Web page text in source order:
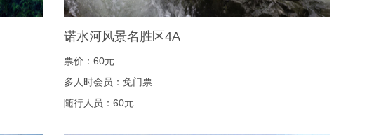
诺水河风景名胜区4A
票价：60元
多人时会员：免门票
随行人员：60元